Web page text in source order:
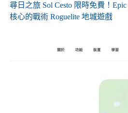
尋日之旅 Sol Cesto 限時免費！
核心的戰術 Roguelite 地城遊戲